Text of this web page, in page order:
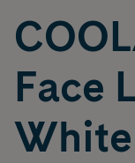
Face